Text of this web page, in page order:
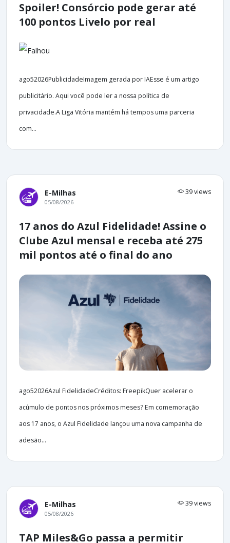
Spoiler! Consórcio pode gerar até
100 pontos Livelo por real
ago52026PublicidadeImagem gerada por IAEsse é um artigo
publicitário. Aqui você pode ler a nossa política de
privacidade.A Liga Vitória mantém há tempos uma parceria
com...
E-Milhas 39 views
05/08/2026
17 anos do Azul Fidelidade! Assine o
Clube Azul mensal e receba até 275
mil pontos até o final do ano
ago52026Azul FidelidadeCréditos: FreepikQuer acelerar o
acúmulo de pontos nos próximos meses? Em comemoração
aos 17 anos, o Azul Fidelidade lançou uma nova campanha de
adesão...
E-Milhas 39 views
05/08/2026
TAP Miles&Go passa a permitir